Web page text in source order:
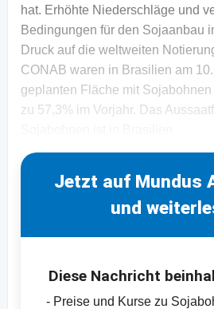
hat. Erhöhte Niederschläge und
Bedingungen für den Sojaanbau
Druck auf die weltweiten
CONAB waren in Brasilien am
geplanten Fläche mit
zu 57,3% im Vorjahr. Das
Jetzt auf Mundus
und
Diese Nachricht
- Preise und Kurse zu